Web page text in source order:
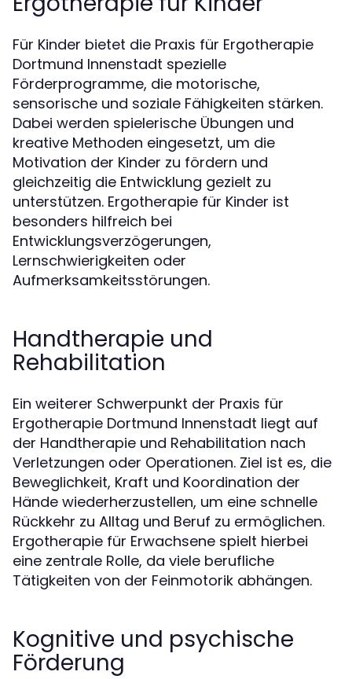
Für Kinder bietet die Praxis für Ergotherapie
Dortmund Innenstadt spezielle
Förderprogramme, die motorische,
sensorische und soziale Fähigkeiten stärken.
Dabei werden spielerische Übungen und
kreative Methoden eingesetzt, um die
Motivation der Kinder zu fördern und
gleichzeitig die Entwicklung gezielt zu
unterstützen. Ergotherapie für Kinder ist
besonders hilfreich bei
Entwicklungsverzögerungen,
Lernschwierigkeiten oder
Aufmerksamkeitsstörungen.
Handtherapie und
Rehabilitation
Ein weiterer Schwerpunkt der Praxis für
Ergotherapie Dortmund Innenstadt liegt auf
der Handtherapie und Rehabilitation nach
Verletzungen oder Operationen. Ziel ist es, die
Beweglichkeit, Kraft und Koordination der
Hände wiederherzustellen, um eine schnelle
Rückkehr zu Alltag und Beruf zu ermöglichen.
Ergotherapie für Erwachsene spielt hierbei
eine zentrale Rolle, da viele berufliche
Tätigkeiten von der Feinmotorik abhängen.
Kognitive und psychische
Förderung